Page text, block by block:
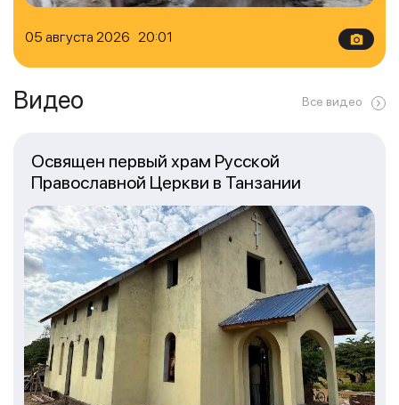
05 августа 2026 20:01
Видео Все видео
Освящен первый храм Русской
Православной Церкви в Танзании